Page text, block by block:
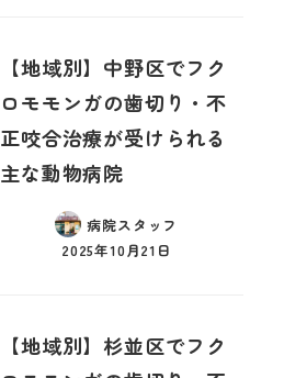
【地域別】中野区でフク
ロモモンガの歯切り・不
正咬合治療が受けられる
主な動物病院
病院スタッフ
2025年10月21日
【地域別】杉並区でフク